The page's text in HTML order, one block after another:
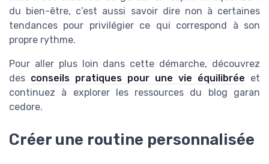
du bien-être, c’est aussi savoir dire non à certaines
tendances pour privilégier ce qui correspond à son
propre rythme.
Pour aller plus loin dans cette démarche, découvrez
des conseils pratiques pour une vie équilibrée et
continuez à explorer les ressources du blog garan
cedore.
Créer une routine personnalisée